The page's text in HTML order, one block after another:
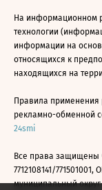
На информационном
технологии
информации на
относящихся к
находящихся на
Правила применения
рекламно-обменной
24smi
Все права
7712108141/771501001,
муниципальный